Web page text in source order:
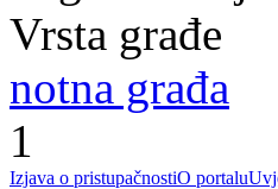
Vrsta građe
notna građa
1
Izjava o pristupačnostiO portalu